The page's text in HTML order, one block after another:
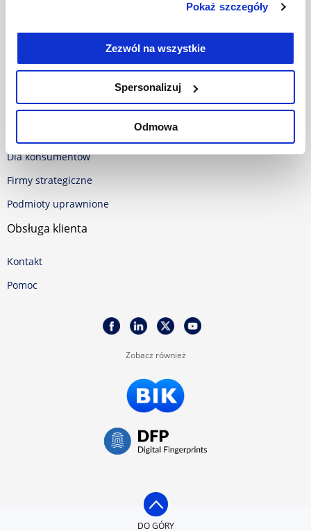
Pokaż szczegóły
Zezwól na wszystkie
Spersonalizuj
Odmowa
Oferta
Dla firm
Dla konsumentów
Firmy strategiczne
Podmioty uprawnione
Obsługa klienta
Kontakt
Pomoc
Zobacz również
DO GÓRY